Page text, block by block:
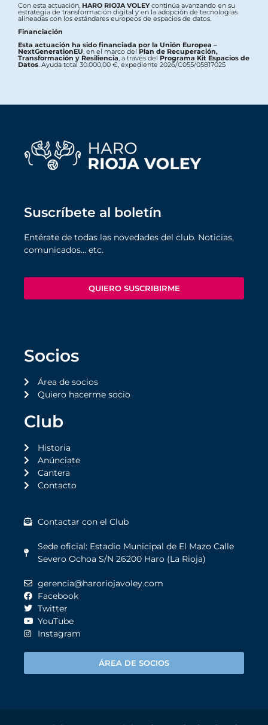
Con esta actuación, HARO RIOJA VOLEYcontinúa avanzando en su
estrategia de transformación digital y en la adopción de tecnologías
alineadas con los estándares europeos de espacios de datos.
Financiación
Esta actuación ha sido financiada por la Unión Europea –
NextGenerationEU, en el marco del Plan de Recuperación,
Transformación y Resiliencia, a través del Programa Kit Espacios de
Datos. Ayuda total 30.000,00 €, expediente 2026/C055/05817025
Suscríbete al boletín
Entérate de todas las novedades del club. Noticias,
comunicados… etc.
QUIERO SUSCRIBIRME
Socios
Área de socios
Quiero hacerme socio
Club
Historia
Anúnciate
Cantera
Contacto
Contactar con el Club
Sede oficial: Estadio Municipal de El Mazo Calle
Severo Ochoa S/N 26200 Haro (La Rioja)
gerencia@haroriojavoley.com
Facebook
Twitter
YouTube
Instagram
ÁREA DE SOCIOS